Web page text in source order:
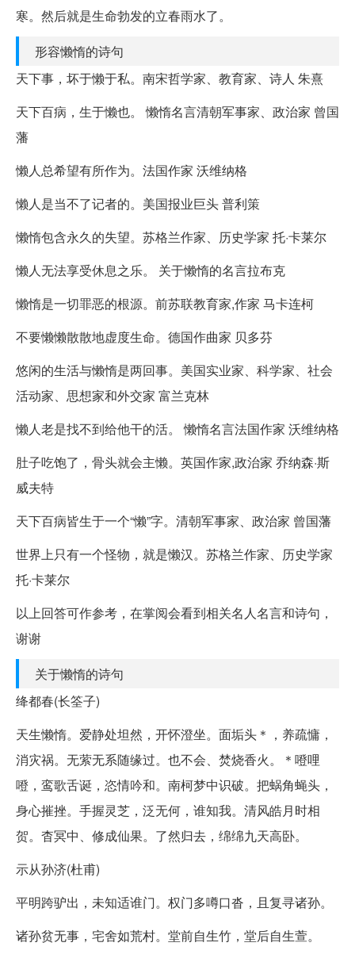
寒。然后就是生命勃发的立春雨水了。
形容懒惰的诗句
天下事，坏于懒于私。南宋哲学家、教育家、诗人 朱熹
天下百病，生于懒也。 懒惰名言清朝军事家、政治家 曾国
藩
懒人总希望有所作为。法国作家 沃维纳格
懒人是当不了记者的。美国报业巨头 普利策
懒惰包含永久的失望。苏格兰作家、历史学家 托·卡莱尔
懒人无法享受休息之乐。 关于懒惰的名言拉布克
懒惰是一切罪恶的根源。前苏联教育家,作家 马卡连柯
不要懒懒散散地虚度生命。德国作曲家 贝多芬
悠闲的生活与懒惰是两回事。美国实业家、科学家、社会
活动家、思想家和外交家 富兰克林
懒人老是找不到给他干的活。 懒惰名言法国作家 沃维纳格
肚子吃饱了，骨头就会主懒。英国作家,政治家 乔纳森·斯
威夫特
天下百病皆生于一个“懒”字。清朝军事家、政治家 曾国藩
世界上只有一个怪物，就是懒汉。苏格兰作家、历史学家
托·卡莱尔
以上回答可作参考，在掌阅会看到相关名人名言和诗句，
谢谢
关于懒惰的诗句
绛都春(长筌子)
天生懒惰。爱静处坦然，开怀澄坐。面垢头＊，养疏慵，
消灾祸。无萦无系随缘过。也不会、焚烧香火。＊噔哩
噔，鸾歌舌诞，恣情吟和。南柯梦中识破。把蜗角蝇头，
身心摧挫。手握灵芝，泛无何，谁知我。清风皓月时相
贺。杳冥中、修成仙果。了然归去，绵绵九天高卧。
示从孙济(杜甫)
平明跨驴出，未知适谁门。权门多噂口沓，且复寻诸孙。
诸孙贫无事，宅舍如荒村。堂前自生竹，堂后自生萱。